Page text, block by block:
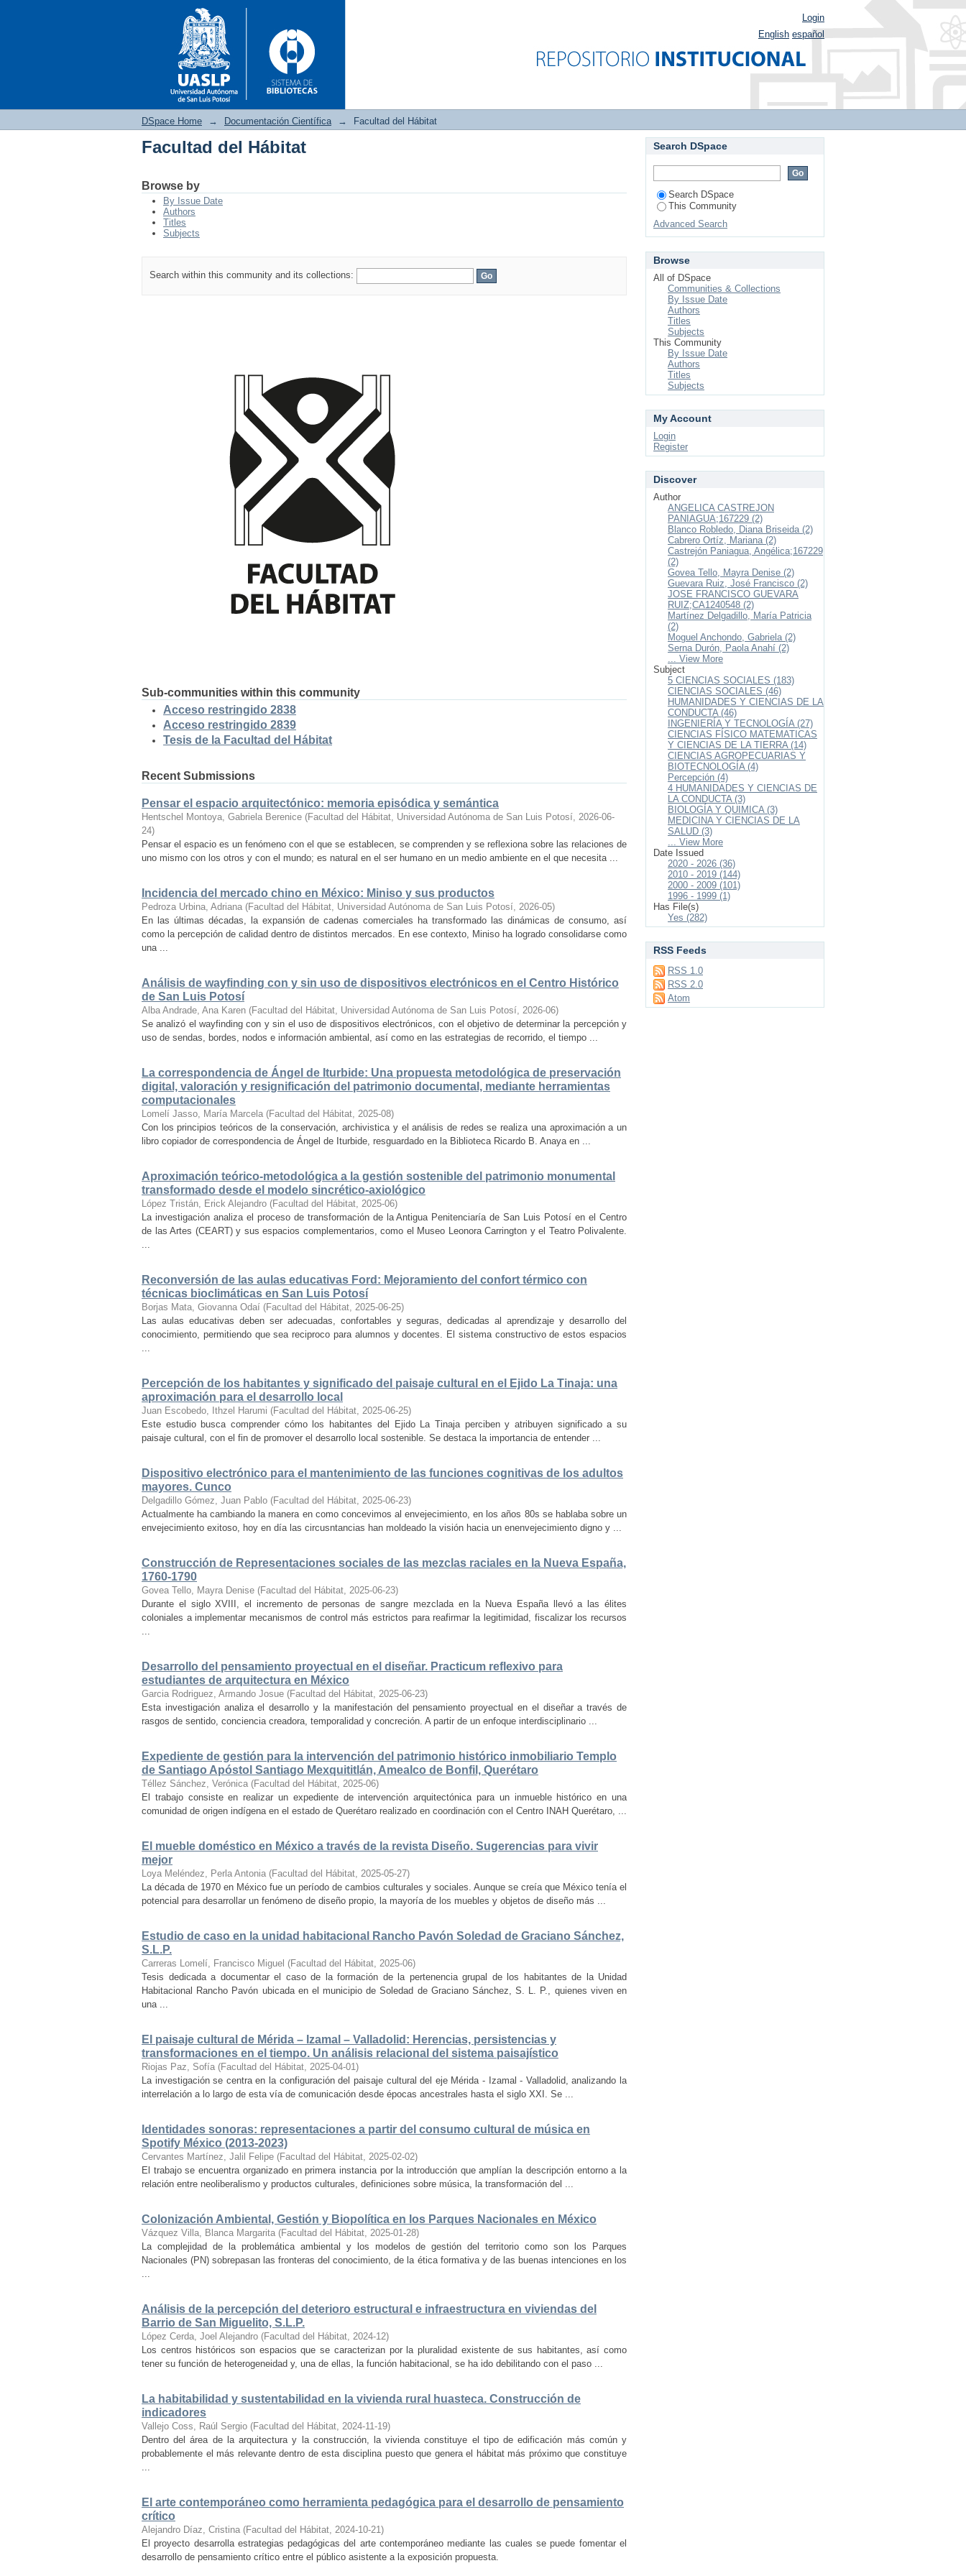
Login
English español
DSpace Home → Documentación Científica → Facultad del Hábitat
Facultad del Hábitat
Browse by
By Issue Date
Authors
Titles
Subjects
Search within this community and its collections:
Sub-communities within this community
Acceso restringido 2838
Acceso restringido 2839
Tesis de la Facultad del Hábitat
Recent Submissions
Pensar el espacio arquitectónico: memoria episódica y semántica
Hentschel Montoya, Gabriela Berenice (Facultad del Hábitat, Universidad Autónoma de San Luis Potosí, 2026-06-
24)
Pensar el espacio es un fenómeno con el que se establecen, se comprenden y se reflexiona sobre las relaciones de
uno mismo con los otros y con el mundo; es natural en el ser humano en un medio ambiente en el que necesita ...
Incidencia del mercado chino en México: Miniso y sus productos
Pedroza Urbina, Adriana (Facultad del Hábitat, Universidad Autónoma de San Luis Potosí, 2026-05)
En las últimas décadas, la expansión de cadenas comerciales ha transformado las dinámicas de consumo, así
como la percepción de calidad dentro de distintos mercados. En ese contexto, Miniso ha logrado consolidarse como
una ...
Análisis de wayfinding con y sin uso de dispositivos electrónicos en el Centro Histórico
de San Luis Potosí
Alba Andrade, Ana Karen (Facultad del Hábitat, Universidad Autónoma de San Luis Potosí, 2026-06)
Se analizó el wayfinding con y sin el uso de dispositivos electrónicos, con el objetivo de determinar la percepción y
uso de sendas, bordes, nodos e información ambiental, así como en las estrategias de recorrido, el tiempo ...
La correspondencia de Ángel de Iturbide: Una propuesta metodológica de preservación
digital, valoración y resignificación del patrimonio documental, mediante herramientas
computacionales
Lomelí Jasso, María Marcela (Facultad del Hábitat, 2025-08)
Con los principios teóricos de la conservación, archivistica y el análisis de redes se realiza una aproximación a un
libro copiador de correspondencia de Ángel de Iturbide, resguardado en la Biblioteca Ricardo B. Anaya en ...
Aproximación teórico-metodológica a la gestión sostenible del patrimonio monumental
transformado desde el modelo sincrético-axiológico
López Tristán, Erick Alejandro (Facultad del Hábitat, 2025-06)
La investigación analiza el proceso de transformación de la Antigua Penitenciaría de San Luis Potosí en el Centro
de las Artes (CEART) y sus espacios complementarios, como el Museo Leonora Carrington y el Teatro Polivalente.
...
Reconversión de las aulas educativas Ford: Mejoramiento del confort térmico con
técnicas bioclimáticas en San Luis Potosí
Borjas Mata, Giovanna Odaí (Facultad del Hábitat, 2025-06-25)
Las aulas educativas deben ser adecuadas, confortables y seguras, dedicadas al aprendizaje y desarrollo del
conocimiento, permitiendo que sea reciproco para alumnos y docentes. El sistema constructivo de estos espacios
...
Percepción de los habitantes y significado del paisaje cultural en el Ejido La Tinaja: una
aproximación para el desarrollo local
Juan Escobedo, Ithzel Harumi (Facultad del Hábitat, 2025-06-25)
Este estudio busca comprender cómo los habitantes del Ejido La Tinaja perciben y atribuyen significado a su
paisaje cultural, con el fin de promover el desarrollo local sostenible. Se destaca la importancia de entender ...
Dispositivo electrónico para el mantenimiento de las funciones cognitivas de los adultos
mayores. Cunco
Delgadillo Gómez, Juan Pablo (Facultad del Hábitat, 2025-06-23)
Actualmente ha cambiando la manera en como concevimos al envejecimiento, en los años 80s se hablaba sobre un
envejecimiento exitoso, hoy en día las circusntancias han moldeado la visión hacia un enenvejecimiento digno y ...
Construcción de Representaciones sociales de las mezclas raciales en la Nueva España,
1760-1790
Govea Tello, Mayra Denise (Facultad del Hábitat, 2025-06-23)
Durante el siglo XVIII, el incremento de personas de sangre mezclada en la Nueva España llevó a las élites
coloniales a implementar mecanismos de control más estrictos para reafirmar la legitimidad, fiscalizar los recursos
...
Desarrollo del pensamiento proyectual en el diseñar. Practicum reflexivo para
estudiantes de arquitectura en México
Garcia Rodriguez, Armando Josue (Facultad del Hábitat, 2025-06-23)
Esta investigación analiza el desarrollo y la manifestación del pensamiento proyectual en el diseñar a través de
rasgos de sentido, conciencia creadora, temporalidad y concreción. A partir de un enfoque interdisciplinario ...
Expediente de gestión para la intervención del patrimonio histórico inmobiliario Templo
de Santiago Apóstol Santiago Mexquititlán, Amealco de Bonfil, Querétaro
Téllez Sánchez, Verónica (Facultad del Hábitat, 2025-06)
El trabajo consiste en realizar un expediente de intervención arquitectónica para un inmueble histórico en una
comunidad de origen indígena en el estado de Querétaro realizado en coordinación con el Centro INAH Querétaro, ...
El mueble doméstico en México a través de la revista Diseño. Sugerencias para vivir
mejor
Loya Meléndez, Perla Antonia (Facultad del Hábitat, 2025-05-27)
La década de 1970 en México fue un período de cambios culturales y sociales. Aunque se creía que México tenía el
potencial para desarrollar un fenómeno de diseño propio, la mayoría de los muebles y objetos de diseño más ...
Estudio de caso en la unidad habitacional Rancho Pavón Soledad de Graciano Sánchez,
S.L.P.
Carreras Lomelí, Francisco Miguel (Facultad del Hábitat, 2025-06)
Tesis dedicada a documentar el caso de la formación de la pertenencia grupal de los habitantes de la Unidad
Habitacional Rancho Pavón ubicada en el municipio de Soledad de Graciano Sánchez, S. L. P., quienes viven en
una ...
El paisaje cultural de Mérida – Izamal – Valladolid: Herencias, persistencias y
transformaciones en el tiempo. Un análisis relacional del sistema paisajístico
Riojas Paz, Sofía (Facultad del Hábitat, 2025-04-01)
La investigación se centra en la configuración del paisaje cultural del eje Mérida - Izamal - Valladolid, analizando la
interrelación a lo largo de esta vía de comunicación desde épocas ancestrales hasta el siglo XXI. Se ...
Identidades sonoras: representaciones a partir del consumo cultural de música en
Spotify México (2013-2023)
Cervantes Martínez, Jalil Felipe (Facultad del Hábitat, 2025-02-02)
El trabajo se encuentra organizado en primera instancia por la introducción que amplían la descripción entorno a la
relación entre neoliberalismo y productos culturales, definiciones sobre música, la transformación del ...
Colonización Ambiental, Gestión y Biopolítica en los Parques Nacionales en México
Vázquez Villa, Blanca Margarita (Facultad del Hábitat, 2025-01-28)
La complejidad de la problemática ambiental y los modelos de gestión del territorio como son los Parques
Nacionales (PN) sobrepasan las fronteras del conocimiento, de la ética formativa y de las buenas intenciones en los
...
Análisis de la percepción del deterioro estructural e infraestructura en viviendas del
Barrio de San Miguelito, S.L.P.
López Cerda, Joel Alejandro (Facultad del Hábitat, 2024-12)
Los centros históricos son espacios que se caracterizan por la pluralidad existente de sus habitantes, así como
tener su función de heterogeneidad y, una de ellas, la función habitacional, se ha ido debilitando con el paso ...
La habitabilidad y sustentabilidad en la vivienda rural huasteca. Construcción de
indicadores
Vallejo Coss, Raúl Sergio (Facultad del Hábitat, 2024-11-19)
Dentro del área de la arquitectura y la construcción, la vivienda constituye el tipo de edificación más común y
probablemente el más relevante dentro de esta disciplina puesto que genera el hábitat más próximo que constituye
...
El arte contemporáneo como herramienta pedagógica para el desarrollo de pensamiento
crítico
Alejandro Díaz, Cristina (Facultad del Hábitat, 2024-10-21)
El proyecto desarrolla estrategias pedagógicas del arte contemporáneo mediante las cuales se puede fomentar el
desarrollo de pensamiento crítico entre el público asistente a la exposición propuesta.
Search DSpace
Search DSpace
This Community
Advanced Search
Browse
All of DSpace
Communities & Collections
By Issue Date
Authors
Titles
Subjects
This Community
By Issue Date
Authors
Titles
Subjects
My Account
Login
Register
Discover
Author
ANGELICA CASTREJON
PANIAGUA;167229 (2)
Blanco Robledo, Diana Briseida (2)
Cabrero Ortíz, Mariana (2)
Castrejón Paniagua, Angélica;167229
(2)
Govea Tello, Mayra Denise (2)
Guevara Ruiz, José Francisco (2)
JOSE FRANCISCO GUEVARA
RUIZ;CA1240548 (2)
Martínez Delgadillo, María Patricia
(2)
Moguel Anchondo, Gabriela (2)
Serna Durón, Paola Anahí (2)
... View More
Subject
5 CIENCIAS SOCIALES (183)
CIENCIAS SOCIALES (46)
HUMANIDADES Y CIENCIAS DE LA
CONDUCTA (46)
INGENIERÍA Y TECNOLOGÍA (27)
CIENCIAS FÍSICO MATEMATICAS
Y CIENCIAS DE LA TIERRA (14)
CIENCIAS AGROPECUARIAS Y
BIOTECNOLOGÍA (4)
Percepción (4)
4 HUMANIDADES Y CIENCIAS DE
LA CONDUCTA (3)
BIOLOGÍA Y QUIMICA (3)
MEDICINA Y CIENCIAS DE LA
SALUD (3)
... View More
Date Issued
2020 - 2026 (36)
2010 - 2019 (144)
2000 - 2009 (101)
1996 - 1999 (1)
Has File(s)
Yes (282)
RSS Feeds
RSS 1.0
RSS 2.0
Atom